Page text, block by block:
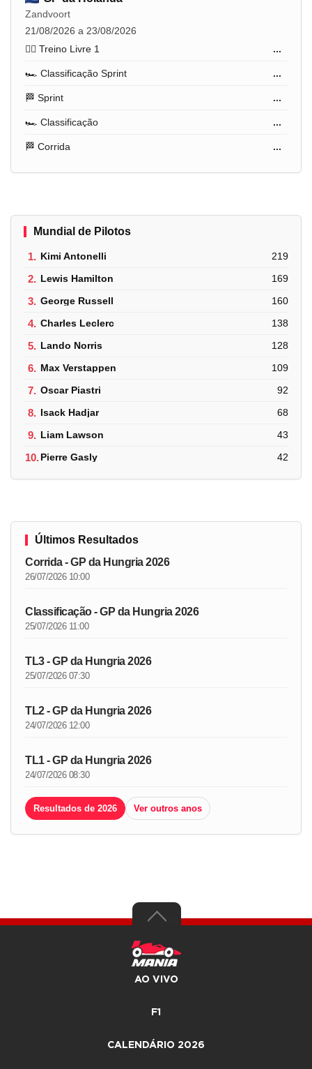
Zandvoort
21/08/2026 a 23/08/2026
🏋️‍♂️ Treino Livre 1
...
🏎️ Classificação Sprint ...
🏁 Sprint ...
🏎️ Classificação ...
🏁 Corrida ...
Mundial de Pilotos
1. Kimi Antonelli 219
2. Lewis Hamilton 169
3. George Russell 160
4. Charles Leclerc 138
5. Lando Norris 128
6. Max Verstappen 109
7. Oscar Piastri 92
8. Isack Hadjar 68
9. Liam Lawson 43
10.Pierre Gasly 42
Últimos Resultados
Corrida - GP da Hungria 2026
26/07/2026 10:00
Classificação - GP da Hungria 2026
25/07/2026 11:00
TL3 - GP da Hungria 2026
25/07/2026 07:30
TL2 - GP da Hungria 2026
24/07/2026 12:00
TL1 - GP da Hungria 2026
24/07/2026 08:30
Resultados de 2026 Ver outros anos
AO VIVO
F1
CALENDÁRIO 2026